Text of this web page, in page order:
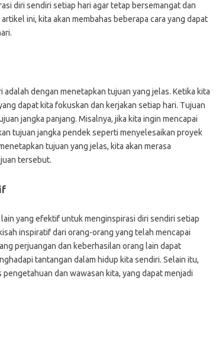
diri sendiri setiap hari agar tetap bersemangat dan
ini, kita akan membahas beberapa cara yang dapat
dengan menetapkan tujuan yang jelas. Ketika kita
dapat kita fokuskan dan kerjakan setiap hari. Tujuan
jangka panjang. Misalnya, jika kita ingin mencapai
tujuan jangka pendek seperti menyelesaikan proyek
tujuan yang jelas, kita akan merasa
tersebut.
yang efektif untuk menginspirasi diri sendiri setiap
inspiratif dari orang-orang yang telah mencapai
perjuangan dan keberhasilan orang lain dapat
tantangan dalam hidup kita sendiri. Selain itu,
dan wawasan kita, yang dapat menjadi